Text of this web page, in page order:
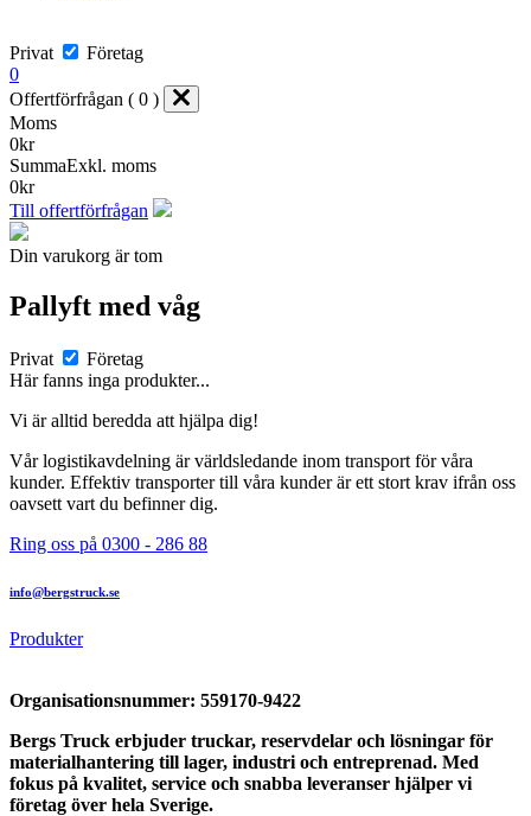
Privat
Företag
0
Offertförfrågan ( 0 )
Moms
0kr
SummaExkl. moms
0kr
Till offertförfrågan
Din varukorg är tom
Pallyft med våg
Privat
Företag
Här fanns inga produkter...
Vi är alltid beredda att hjälpa dig!
Vår logistikavdelning är världsledande inom transport för våra
kunder. Effektiv transporter till våra kunder är ett stort krav ifrån oss
oavsett vart du befinner dig.
Ring oss på 0300 - 286 88
info@bergstruck.se
Produkter
Organisationsnummer: 559170-9422
Bergs Truck erbjuder truckar, reservdelar och lösningar för
materialhantering till lager, industri och entreprenad. Med
fokus på kvalitet, service och snabba leveranser hjälper vi
företag över hela Sverige.